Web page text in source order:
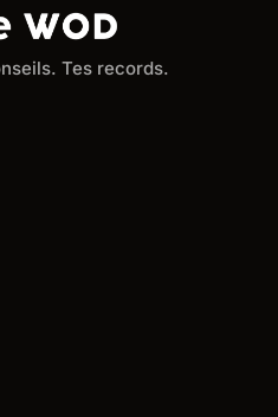
Tes records.